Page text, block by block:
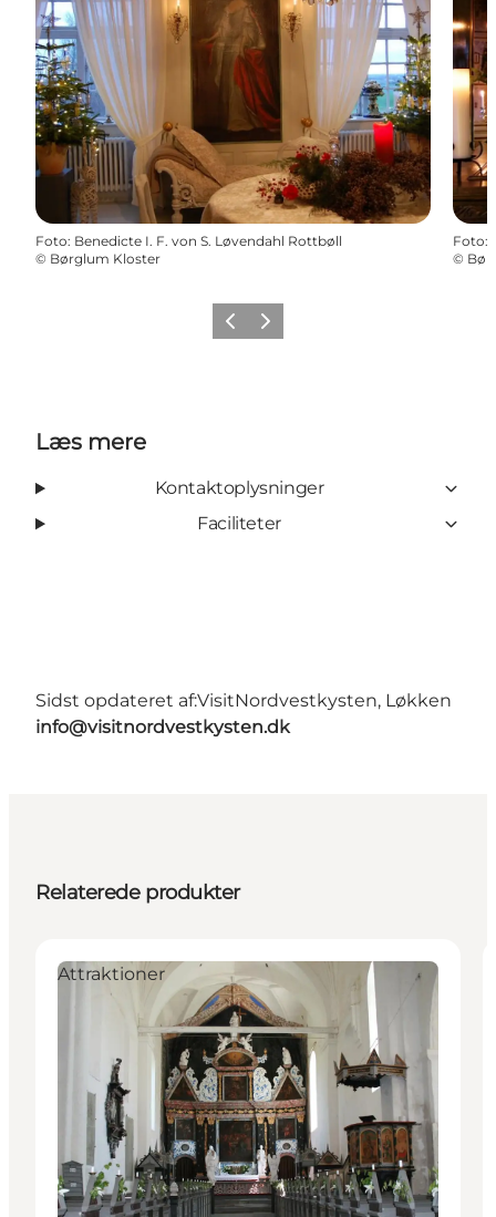
Foto: Benedicte I. F. von S. Løvendahl Rottbøll
© Børglum Kloster
Foto:
©
ForrigeNæste
Læs mere
Kontaktoplysninger
Faciliteter
Sidst opdateret af:VisitNordvestkysten, Løkken
info@visitnordvestkysten.dk
Relaterede produkter
Attraktioner